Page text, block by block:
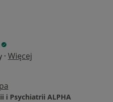
· Więcej
i Psychiatrii ALPHA